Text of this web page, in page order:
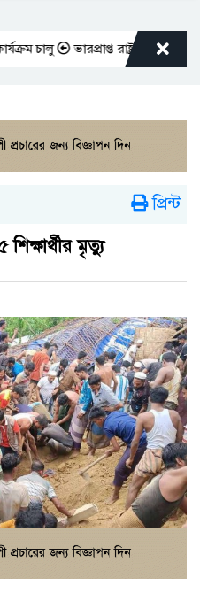
চালু ভারপ্রাপ্ত রাষ্ট্রপতিকে শুভেচ্ছা
প্রিন্ট
শিক্ষার্থীর মৃত্যু